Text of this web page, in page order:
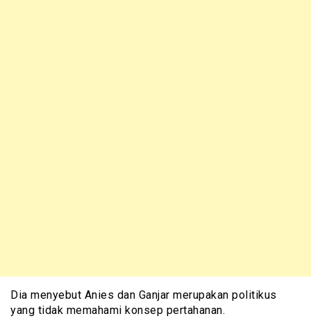
Dia menyebut Anies dan Ganjar merupakan politikus
yang tidak memahami konsep pertahanan.